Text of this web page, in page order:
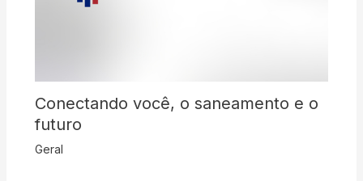
Conectando você, o saneamento e o
futuro
Geral